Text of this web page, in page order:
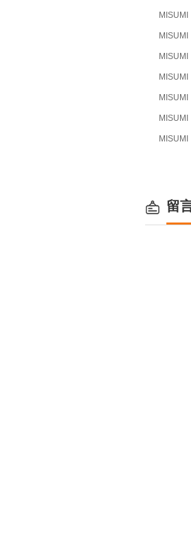
MISUMI
MISUMI
MISUMI
MISUMI
MISUMI
MISUMI
MISUMI
留